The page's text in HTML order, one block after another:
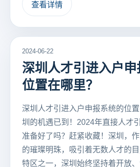
查看详情
2024-06-22
深圳人才引进入户
位置在哪里？
深圳人才引进入户申报系统的位
圳的机遇已到！2024年直接人才
准备好了吗？赶紧收藏！深圳，
的璀璨明珠，吸引着无数人才的
特区之一，深圳始终坚持着开放